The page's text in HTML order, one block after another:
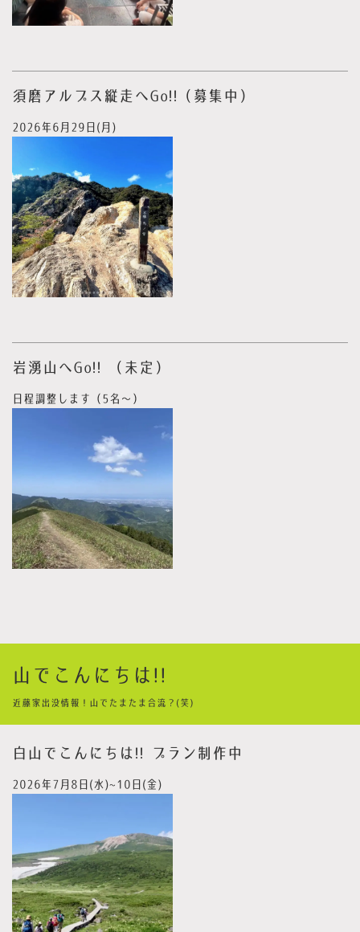
須磨アルプス縦走へGo!!（募集中）
2026年6月29日(月)
岩湧山へGo!! （未定）
日程調整します（5名〜）
山でこんにちは!!
近藤家出没情報！山でたまたま合流？(笑)
白山でこんにちは!! プラン制作中
2026年7月8日(水)~10日(金)